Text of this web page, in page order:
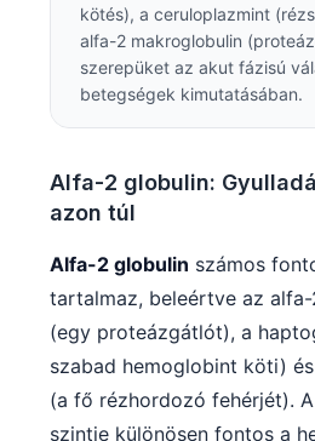
kötés), a ceruloplazmint
alfa-2 makroglobulin
szerepüket az akut fázisú
betegségek kimutatásában.
Alfa-2 globulin:
azon túl
Alfa-2 globulin számos
tartalmaz, beleértve az
(egy proteázgátlót), a
szabad hemoglobint köti)
(a fő rézhordozó fehérjét).
szintje különösen fontos a